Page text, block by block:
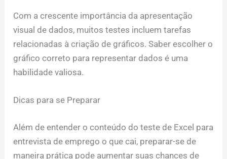
Com a crescente importância da apresentação
visual de dados, muitos testes incluem tarefas
relacionadas à criação de gráficos. Saber escolher o
gráfico correto para representar dados é uma
habilidade valiosa.
Dicas para se Preparar
Além de entender o conteúdo do teste de Excel para
entrevista de emprego o que cai, preparar-se de
maneira prática pode aumentar suas chances de